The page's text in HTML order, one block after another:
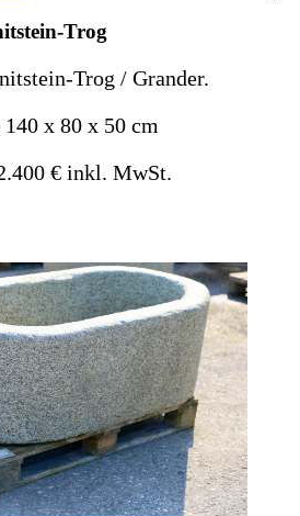
Trog
Trog / Grander.
x 80 x 50 cm
€ inkl. MwSt.